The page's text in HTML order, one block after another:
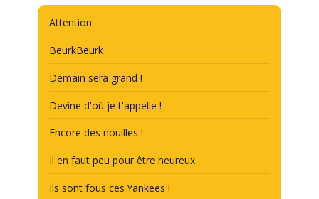
Attention
BeurkBeurk
Demain sera grand !
Devine d'où je t'appelle !
Encore des nouilles !
Il en faut peu pour être heureux
Ils sont fous ces Yankees !